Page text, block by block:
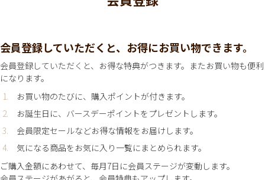
会員登録していただくと、お得にお買い物できます。
会員登録していただくと、お得な特典がつきます。またお買い物も便利
になります。
お買い物のたびに、購入ポイントが付きます。
お誕生日に、バースデーポイントをプレゼントします。
会員限定セールなどお得な情報をお届けします。
気になる商品をお気に入り一覧にまとめられます。
ご購入金額にあわせて、毎月7日に会員ステージが変動します。